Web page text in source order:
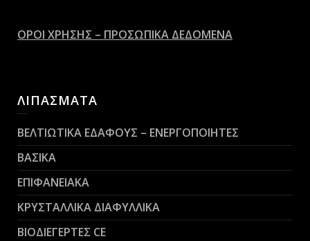
ΟΡΟΙ ΧΡΗΣΗΣ – ΠΡΟΣΩΠΙΚΑ ΔΕΔΟΜΕΝΑ
ΛΙΠΑΣΜΑΤΑ
ΒΕΛΤΙΩΤΙΚΑ ΕΔΑΦΟΥΣ – ΕΝΕΡΓΟΠΟΙΗΤΕΣ
ΒΑΣΙΚΑ
ΕΠΙΦΑΝΕΙΑΚΑ
ΚΡΥΣΤΑΛΛΙΚΑ ΔΙΑΦΥΛΛΙΚΑ
ΒΙΟΔΙΕΓΕΡΤΕΣ CE